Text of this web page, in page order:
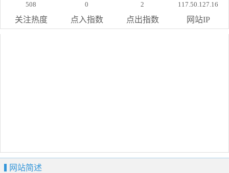
508
关注热度
0
点入指数
2
点出指数
117.50.127.16
网站IP
网站简述